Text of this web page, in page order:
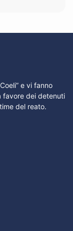
e vi fanno
favore dei detenuti
del reato.